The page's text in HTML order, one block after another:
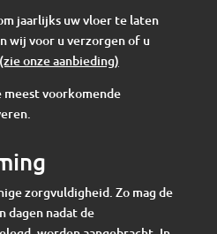
jaarlijks uw vloer te laten
wij voor u verzorgen of u
(zie onze aanbieding)
meest voorkomende
zorgvuldigheid. Zo mag de
dagen nadat de